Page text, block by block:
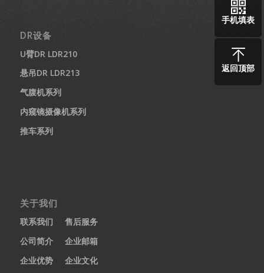
DR设备
U臂DR LDR210
悬吊DR LDR213
气腹机系列
内窥镜摄像机系列
推车系列
关于我们
联系我们
售后服务
公司简介
企业邮箱
企业优势
企业文化
手机填表
返回顶部